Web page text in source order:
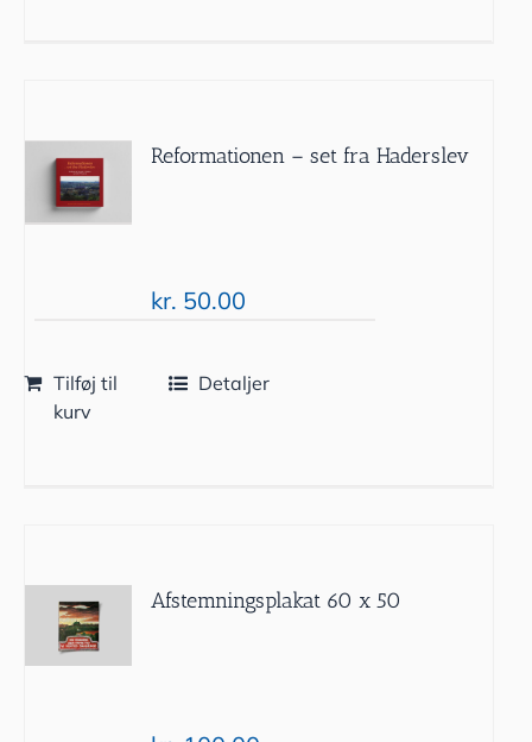
Reformationen – set fra Haderslev
kr. 50.00
Tilføj til
kurv
Detaljer
Afstemningsplakat 60 x 50